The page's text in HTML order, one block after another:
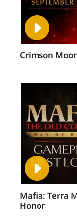
Crimson
Mafia: Terra
Honor